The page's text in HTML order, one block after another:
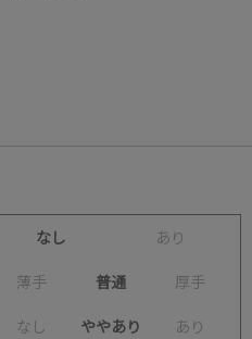
なし あ り
薄手 普通 厚手
な し ややあり あ り